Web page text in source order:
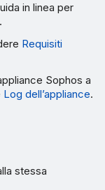
in linea per
Requisiti
Sophos a
Log dell’appliance.
stessa